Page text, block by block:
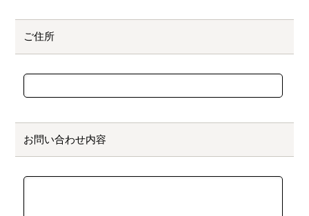
ご住所
お問い合わせ内容